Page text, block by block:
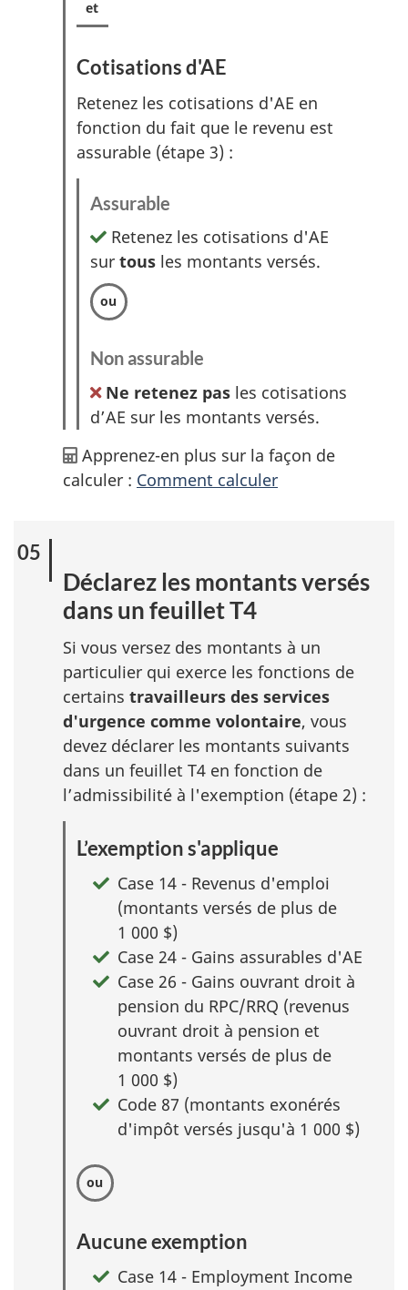
Cotisations d'AE
Retenez les cotisations d'AE en
fonction du fait que le revenu est
assurable (étape 3) :
Assurable
Retenez les cotisations d'AE
sur tous les montants versés.
Non assurable
Ne retenez pas les cotisations
d’AE sur les montants versés.
Apprenez-en plus sur la façon de
calculer : Comment calculer
Déclarez les montants versés
dans un feuillet T4
Si vous versez des montants à un
particulier qui exerce les fonctions de
certains travailleurs des services
d'urgence comme volontaire, vous
devez déclarer les montants suivants
dans un feuillet T4 en fonction de
l’admissibilité à l'exemption (étape 2) :
L’exemption s'applique
Case 14 - Revenus d'emploi
(montants versés de plus de
1 000 $)
Case 24 - Gains assurables d'AE
Case 26 - Gains ouvrant droit à
pension du RPC/RRQ (revenus
ouvrant droit à pension et
montants versés de plus de
1 000 $)
Code 87 (montants exonérés
d'impôt versés jusqu'à 1 000 $)
Aucune exemption
Case 14 - Employment Income